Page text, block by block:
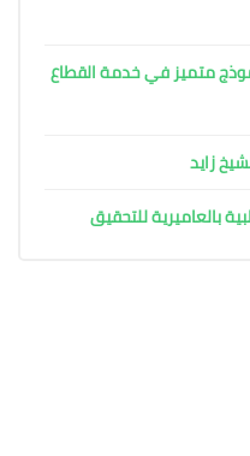
متميز في خدمة القطاع
زايد
بالعاميرية للتحقيق